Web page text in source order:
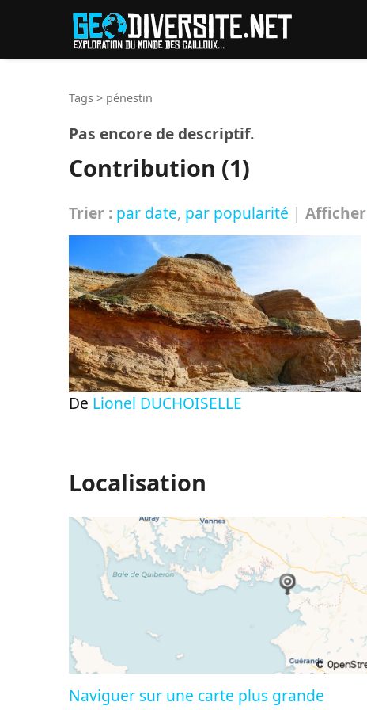
Tags > pénestin
Pas encore de descriptif.
Contribution (1)
Trier : par date, par popularité | Afficher
De Lionel DUCHOISELLE
Localisation
Naviguer sur une carte plus grande